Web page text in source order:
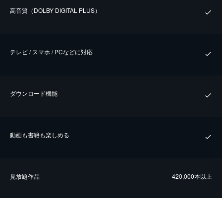
⾼⾳質（DOLBY DIGITAL PLUS）
テレビ / スマホ / PCなどに対応
ダウンロード機能
動画も書籍も楽しめる
⾒放題作品 420,000本以上